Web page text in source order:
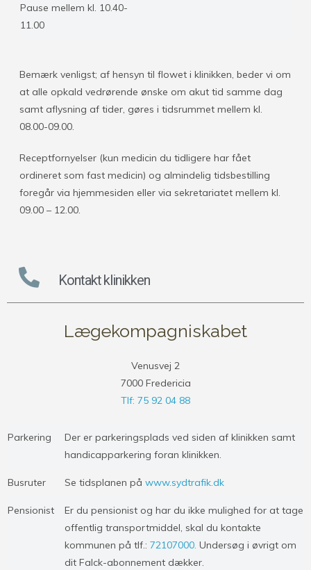
Pause mellem kl. 10.40-
11.00
Bemærk venligst; af hensyn til flowet i klinikken, beder vi om
at alle opkald vedrørende ønske om akut tid samme dag
samt aflysning af tider, gøres i tidsrummet mellem kl.
08.00-09.00.
Receptfornyelser (kun medicin du tidligere har fået
ordineret som fast medicin) og almindelig tidsbestilling
foregår via hjemmesiden eller via sekretariatet mellem kl.
09.00 – 12.00.
Kontakt klinikken
Lægekompagniskabet
Venusvej 2
7000 Fredericia
Tlf: 75 92 04 88
Parkering
Der er parkeringsplads ved siden af klinikken samt
handicapparkering foran klinikken.
Busruter Se tidsplanen på www.sydtrafik.dk
Pensionist
Er du pensionist og har du ikke mulighed for at tage
offentlig transportmiddel, skal du kontakte
kommunen på tlf.: 72107000. Undersøg i øvrigt om
dit Falck-abonnement dækker.